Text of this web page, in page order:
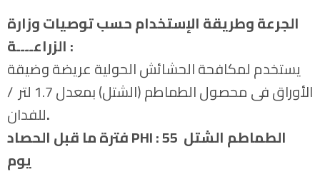
الجرعة وطريقة الإستخدام حسب توصيات وزارة
الزراعــــة :
يستخدم لمكافحة الحشائش الحولية عريضة وضيقة
الأوراق فى محصول الطماطم (الشتل) بمعدل 1.7 لتر /
للفدان.
فترة ما قبل الحصاد PHI : الطماطم الشتل 55
يوم